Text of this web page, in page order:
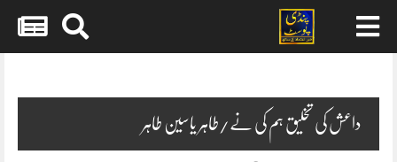
داعش کی تخلیق ہم کی نے/طاہر یاسین طاہر